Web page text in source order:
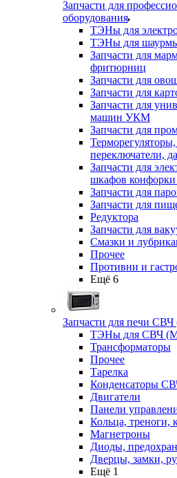
Запчасти для
оборудования
ТЭНы для
ТЭНы для
Запчасти для
фритюрниц
Запчасти для
Запчасти для
Запчасти для
машин УКМ
Запчасти для
переключатели,
Запчасти для
шкафов
Запчасти для
Запчасти для
Редуктора
Запчасти для
Смазки и
Прочее
Противни и
Ещё 6
Запчасти для печи
ТЭНы для СВЧ
Трансформаторы
Прочее
Тарелка
Конденсаторы
Двигатели
Панели
Кольца, треноги,
Магнетроны
Диоды,
Дверцы, замки,
Ещё 1